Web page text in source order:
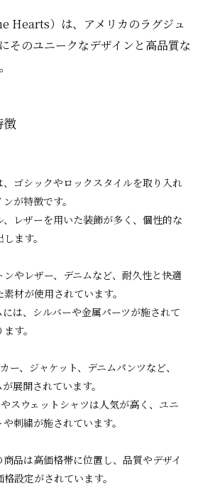
Hearts）は、アメリカのラグジュ
そのユニークなデザインと高品質な
徴
、ゴシックやロックスタイルを取り入れ
が特徴です。
、レザーを用いた装飾が多く、個性的な
ます。
ンやレザー、デニムなど、耐久性と快適
材が使用されています。
は、シルバーや金属パーツが施されて
す。
ー、ジャケット、デニムパンツなど、
展開されています。
スウェットシャツは人気が高く、ユニ
刺繍が施されています。
商品は高価格帯に位置し、品質やデザイ
設定がされています。